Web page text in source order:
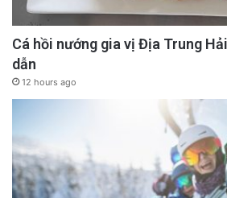
Cá hồi nướng gia vị Địa Trung
dẫn
12 hours ago